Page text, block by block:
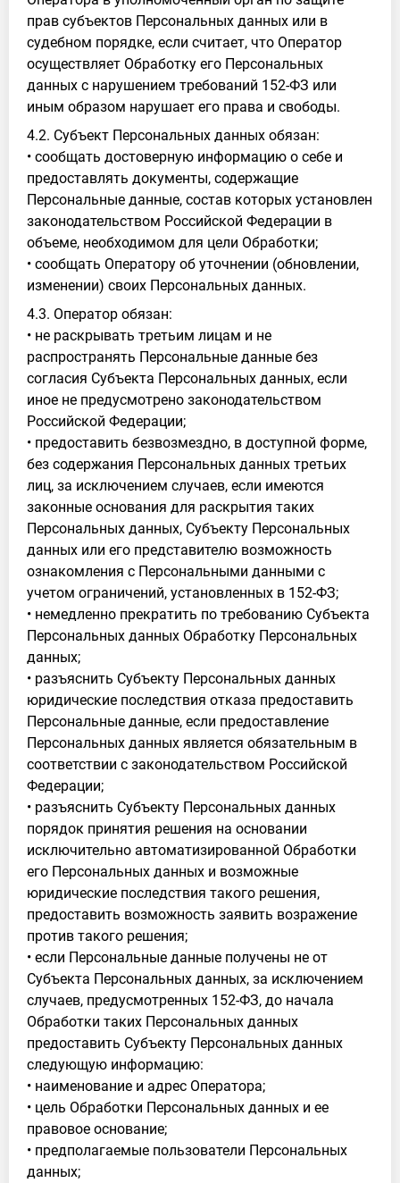
прав субъектов Персональных данных или в
судебном порядке, если считает, что Оператор
осуществляет Обработку его Персональных
данных с нарушением требований 152-ФЗ или
иным образом нарушает его права и свободы.
4.2. Субъект Персональных данных обязан:
• сообщать достоверную информацию о себе и
предоставлять документы, содержащие
Персональные данные, состав которых установлен
законодательством Российской Федерации в
объеме, необходимом для цели Обработки;
• сообщать Оператору об уточнении (обновлении,
изменении) своих Персональных данных.
4.3. Оператор обязан:
• не раскрывать третьим лицам и не
распространять Персональные данные без
согласия Субъекта Персональных данных, если
иное не предусмотрено законодательством
Российской Федерации;
• предоставить безвозмездно, в доступной форме,
без содержания Персональных данных третьих
лиц, за исключением случаев, если имеются
законные основания для раскрытия таких
Персональных данных, Субъекту Персональных
данных или его представителю возможность
ознакомления с Персональными данными с
учетом ограничений, установленных в 152-ФЗ;
• немедленно прекратить по требованию Субъекта
Персональных данных Обработку Персональных
данных;
• разъяснить Субъекту Персональных данных
юридические последствия отказа предоставить
Персональные данные, если предоставление
Персональных данных является обязательным в
соответствии с законодательством Российской
Федерации;
• разъяснить Субъекту Персональных данных
порядок принятия решения на основании
исключительно автоматизированной Обработки
его Персональных данных и возможные
юридические последствия такого решения,
предоставить возможность заявить возражение
против такого решения;
• если Персональные данные получены не от
Субъекта Персональных данных, за исключением
случаев, предусмотренных 152-ФЗ, до начала
Обработки таких Персональных данных
предоставить Субъекту Персональных данных
следующую информацию:
• наименование и адрес Оператора;
• цель Обработки Персональных данных и ее
правовое основание;
• предполагаемые пользователи Персональных
данных;